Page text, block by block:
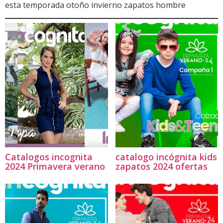
esta temporada otoño invierno zapatos hombre
Catalogos incognita
2024 Primavera verano
catalogo incógnita kids
zapatos 2024 ofertas